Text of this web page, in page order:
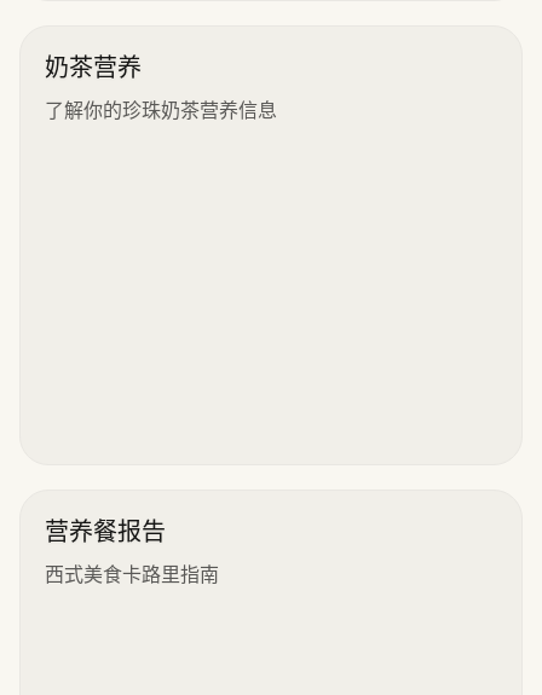
奶茶营养
了解你的珍珠奶茶营养信息
营养餐报告
西式美食卡路里指南